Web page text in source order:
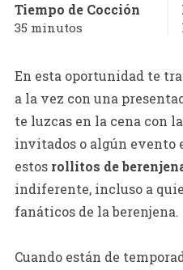
Tiempo de Cocción
35 minutos
En esta oportunidad te
a la vez con una
te luzcas en la cena con
invitados o algún evento
estos rollitos de
indiferente, incluso a
fanáticos de la berenjena.
Cuando están de